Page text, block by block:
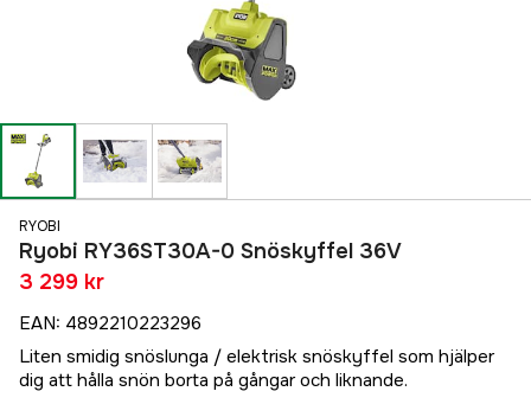
RYOBI
Ryobi RY36ST30A-0 Snöskyffel 36V
3 299 kr
EAN: 4892210223296
Liten smidig snöslunga / elektrisk snöskyffel som hjälper
dig att hålla snön borta på gångar och liknande.